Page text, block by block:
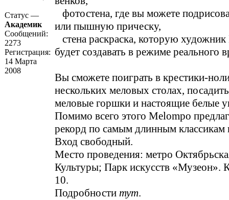
Статус —
Академик
Сообщений:
2273
Регистрация:
14 Марта
2008
фотостена, где вы можете
или пышную прическу,
стена раскраска, которую
будет создавать в режиме реального
Вы сможете поиграть в крестики-
нескольких меловых столах,
меловые горшки и настоящие белые
Помимо всего этого Melompo
рекорд по самым длинным классикам
Вход свободный.
Место проведения: метро
Культуры; Парк искусств «Музеон».
10.
Подробности тут.